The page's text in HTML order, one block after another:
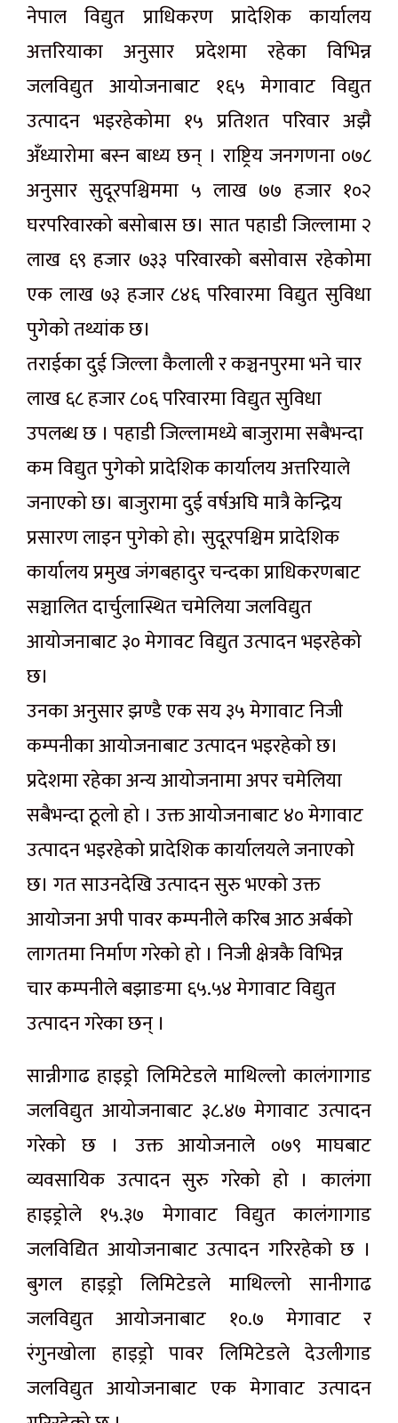
नेपाल विद्युत प्राधिकरण प्रादेशिक कार्यालय
अत्तरियाका अनुसार प्रदेशमा रहेका विभिन्न
जलविद्युत आयोजनाबाट १६५ मेगावाट विद्युत
उत्पादन भइरहेकोमा १५ प्रतिशत परिवार अझै
अँध्यारोमा बस्न बाध्य छन् । राष्ट्रिय जनगणना ०७८
अनुसार सुदूरपश्चिममा ५ लाख ७७ हजार १०२
घरपरिवारको बसोबास छ। सात पहाडी जिल्लामा २
लाख ६९ हजार ७३३ परिवारको बसोवास रहेकोमा
एक लाख ७३ हजार ८४६ परिवारमा विद्युत सुविधा
पुगेको तथ्यांक छ।
तराईका दुई जिल्ला कैलाली र कञ्चनपुरमा भने चार
लाख ६८ हजार ८०६ परिवारमा विद्युत सुविधा
उपलब्ध छ । पहाडी जिल्लामध्ये बाजुरामा सबैभन्दा
कम विद्युत पुगेको प्रादेशिक कार्यालय अत्तरियाले
जनाएको छ। बाजुरामा दुई वर्षअघि मात्रै केन्द्रिय
प्रसारण लाइन पुगेको हो। सुदूरपश्चिम प्रादेशिक
कार्यालय प्रमुख जंगबहादुर चन्दका प्राधिकरणबाट
सञ्चालित दार्चुलास्थित चमेलिया जलविद्युत
आयोजनाबाट ३० मेगावट विद्युत उत्पादन भइरहेको
छ।
उनका अनुसार झण्डै एक सय ३५ मेगावाट निजी
कम्पनीका आयोजनाबाट उत्पादन भइरहेको छ।
प्रदेशमा रहेका अन्य आयोजनामा अपर चमेलिया
सबैभन्दा ठूलो हो । उक्त आयोजनाबाट ४० मेगावाट
उत्पादन भइरहेको प्रादेशिक कार्यालयले जनाएको
छ। गत साउनदेखि उत्पादन सुरु भएको उक्त
आयोजना अपी पावर कम्पनीले करिब आठ अर्बको
लागतमा निर्माण गरेको हो । निजी क्षेत्रकै विभिन्न
चार कम्पनीले बझाङमा ६५.५४ मेगावाट विद्युत
उत्पादन गरेका छन् ।
सान्नीगाढ हाइड्रो लिमिटेडले माथिल्लो कालंगागाड
जलविद्युत आयोजनाबाट ३८.४७ मेगावाट उत्पादन
गरेको छ । उक्त आयोजनाले ०७९ माघबाट
व्यवसायिक उत्पादन सुरु गरेको हो । कालंगा
हाइड्रोले १५.३७ मेगावाट विद्युत कालंगागाड
जलविद्यित आयोजनाबाट उत्पादन गरिरहेको छ ।
बुगल हाइड्रो लिमिटेडले माथिल्लो सानीगाढ
जलविद्युत आयोजनाबाट १०.७ मेगावाट र
रंगुनखोला हाइड्रो पावर लिमिटेडले देउलीगाड
जलविद्युत आयोजनाबाट एक मेगावाट उत्पादन